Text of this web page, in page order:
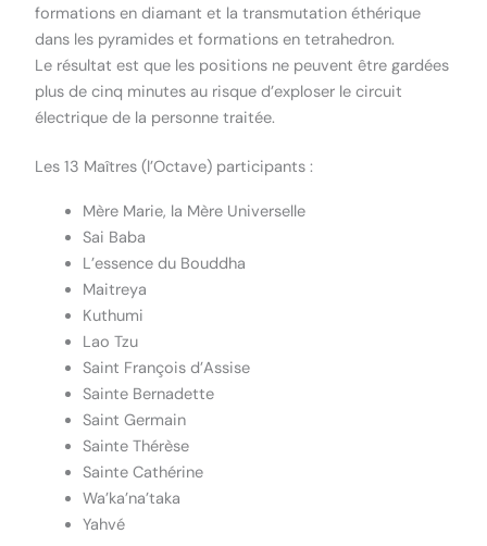
formations en diamant et la transmutation éthérique
dans les pyramides et formations en tetrahedron.
Le résultat est que les positions ne peuvent être gardées
plus de cinq minutes au risque d’exploser le circuit
électrique de la personne traitée.
Les 13 Maîtres (l’Octave) participants :
Mère Marie, la Mère Universelle
Sai Baba
L’essence du Bouddha
Maitreya
Kuthumi
Lao Tzu
Saint François d’Assise
Sainte Bernadette
Saint Germain
Sainte Thérèse
Sainte Cathérine
Wa’ka’na’taka
Yahvé